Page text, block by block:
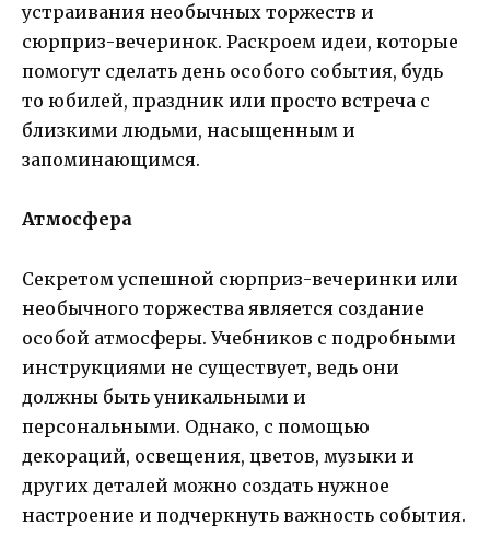
устраивания необычных торжеств и
сюрприз-вечеринок. Раскроем идеи, которые
помогут сделать день особого события, будь
то юбилей, праздник или просто встреча с
близкими людьми, насыщенным и
запоминающимся.
Атмосфера
Секретом успешной сюрприз-вечеринки или
необычного торжества является создание
особой атмосферы. Учебников с подробными
инструкциями не существует, ведь они
должны быть уникальными и
персональными. Однако, с помощью
декораций, освещения, цветов, музыки и
других деталей можно создать нужное
настроение и подчеркнуть важность события.